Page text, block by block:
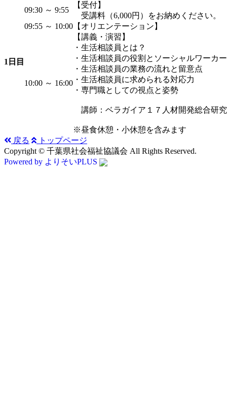
1日目
09:30 ～ 9:55
【受付】
受講料（6,000円）をお納めください。
09:55 ～ 10:00 【オリエンテーション】
10:00 ～ 16:00
【講義・演習】
・生活相談員とは？
・生活相談員の役割とソーシャルワーカ
・生活相談員の業務の流れと留意点
・生活相談員に求められる対応力
・専門職としての視点と姿勢
講師：ベラガイア１７人材開発総合
※昼食休憩・小休憩を含みます
戻る
トップページ
Copyright © 千葉県社会福祉協議会 All Rights Reserved.
Powered by よりそいPLUS